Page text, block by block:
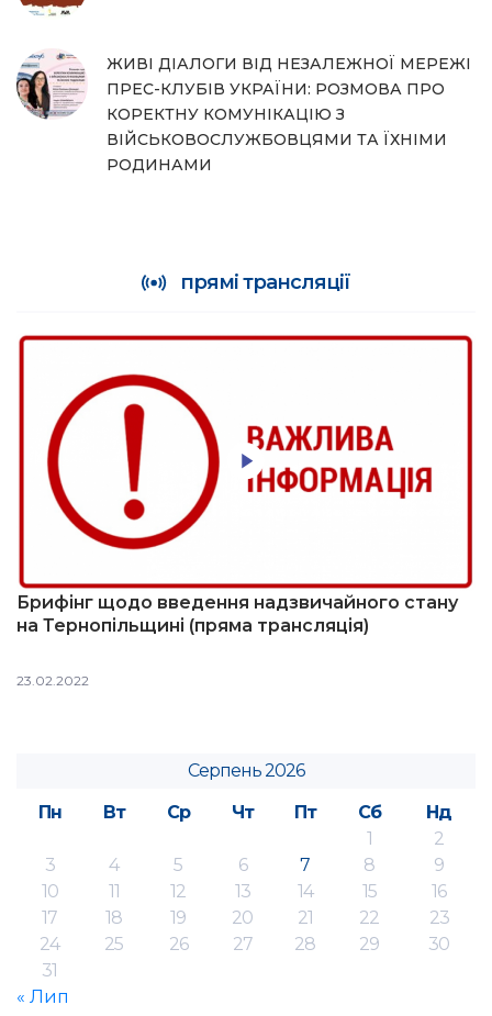
ЖИВІ ДІАЛОГИ ВІД НЕЗАЛЕЖНОЇ МЕРЕЖІ
ПРЕС-КЛУБІВ УКРАЇНИ: РОЗМОВА ПРО
КОРЕКТНУ КОМУНІКАЦІЮ З
ВІЙСЬКОВОСЛУЖБОВЦЯМИ ТА ЇХНІМИ
РОДИНАМИ
прямі трансляції
Брифінг щодо введення надзвичайного стану
на Тернопільщині (пряма трансляція)
23.02.2022
Серпень 2026
Пн
Вт Ср Чт Пт Сб
Нд
1
2
3
4 5 6 7 8
9
10
11 12 13 14 15
16
17
18 19 20 21 22
23
24
25 26 27 28 29
30
31
« Лип